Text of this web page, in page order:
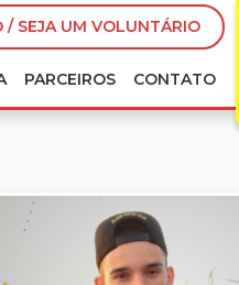
/ SEJA UM VOLUNTÁRIO
PARCEIROS CONTATO